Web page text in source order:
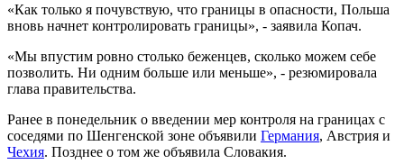
«Как только я почувствую, что границы в опасности, Польша
вновь начнет контролировать границы», - заявила Копач.
«Мы впустим ровно столько беженцев, сколько можем себе
позволить. Ни одним больше или меньше», - резюмировала
глава правительства.
Ранее в понедельник о введении мер контроля на границах с
соседями по Шенгенской зоне объявили Германия, Австрия и
Чехия. Позднее о том же объявила Словакия.